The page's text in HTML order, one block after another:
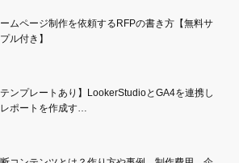
ムページ制作を依頼するRFPの書き方【無料サ
ル付き】
テンプレートあり】LookerStudioとGA4を連携し
ポートを作成す…